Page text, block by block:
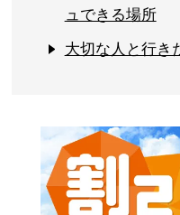
ュできる場所
大切な人と行き